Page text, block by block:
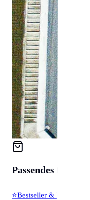
Passendes für
⭐Bestseller & Favoriten